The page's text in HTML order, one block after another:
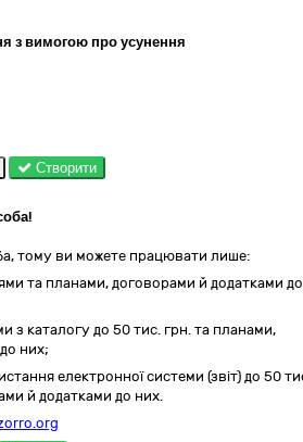
з вимогою про усунення
Створити
тому ви можете працювати лише:
та планами, договорами й додатками до
з каталогу до 50 тис. грн. та планами,
них;
електронної системи (звіт) до 50
й додатками до них.